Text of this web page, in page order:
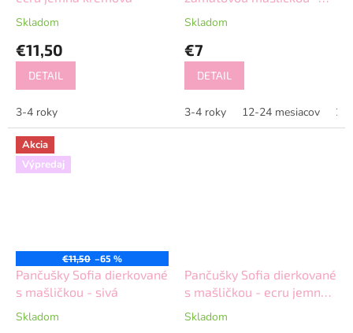
Skladom
€11,50
DETAIL
3-4 roky
červená
Skladom
€7
DETAIL
3-4 roky 12-24 mesiacov 2-
Akcia
Výpredaj
€11,50 –65 %
Pančušky Sofia dierkované
s mašličkou - sivá
Skladom
Pančušky Sofia dierkované
s mašličkou - ecru jemná
krémová
Skladom